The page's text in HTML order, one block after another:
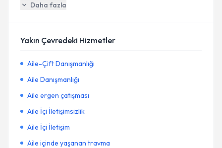
Daha fazla
Yakın Çevredeki Hizmetler
Aile-Çift Danışmanlığı
Aile Danışmanlığı
Aile ergen çatışması
Aile İçi İletişimsizlik
Aile İçi İletişim
Aile içinde yaşanan travma